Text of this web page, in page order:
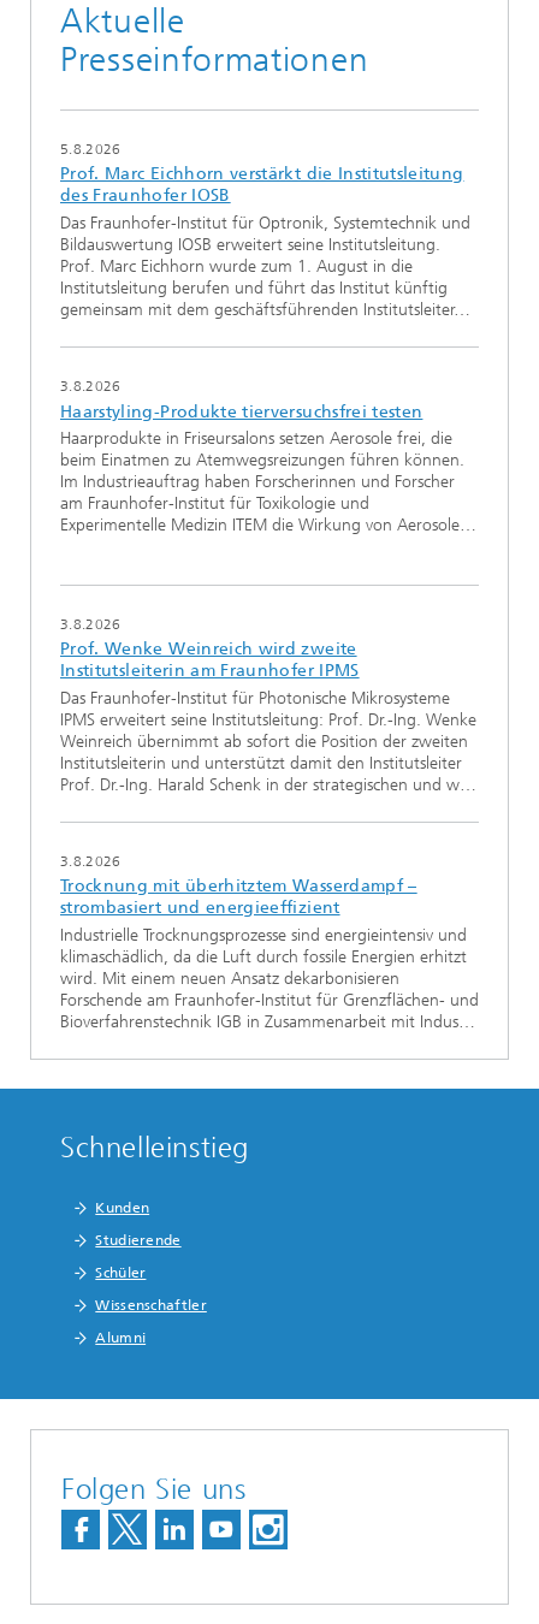
Aktuelle
Presseinformationen
5.8.2026
Prof. Marc Eichhorn verstärkt die Institutsleitung
des Fraunhofer IOSB
Das Fraunhofer-Institut für Optronik, Systemtechnik und
Bildauswertung IOSB erweitert seine Institutsleitung.
Prof. Marc Eichhorn wurde zum 1. August in die
Institutsleitung berufen und führt das Institut künftig
gemeinsam mit dem geschäftsführenden Institutsleiter…
3.8.2026
Haarstyling-Produkte tierversuchsfrei testen
Haarprodukte in Friseursalons setzen Aerosole frei, die
beim Einatmen zu Atemwegsreizungen führen können.
Im Industrieauftrag haben Forscherinnen und Forscher
am Fraunhofer-Institut für Toxikologie und
Experimentelle Medizin ITEM die Wirkung von Aerosole…
3.8.2026
Prof. Wenke Weinreich wird zweite
Institutsleiterin am Fraunhofer IPMS
Das Fraunhofer-Institut für Photonische Mikrosysteme
IPMS erweitert seine Institutsleitung: Prof. Dr.-Ing. Wenke
Weinreich übernimmt ab sofort die Position der zweiten
Institutsleiterin und unterstützt damit den Institutsleiter
Prof. Dr.-Ing. Harald Schenk in der strategischen und w…
3.8.2026
Trocknung mit überhitztem Wasserdampf –
strombasiert und energieeffizient
Industrielle Trocknungsprozesse sind energieintensiv und
klimaschädlich, da die Luft durch fossile Energien erhitzt
wird. Mit einem neuen Ansatz dekarbonisieren
Forschende am Fraunhofer-Institut für Grenzflächen- und
Bioverfahrenstechnik IGB in Zusammenarbeit mit Indus…
Schnelleinstieg
Kunden
Studierende
Schüler
Wissenschaftler
Alumni
Folgen Sie uns